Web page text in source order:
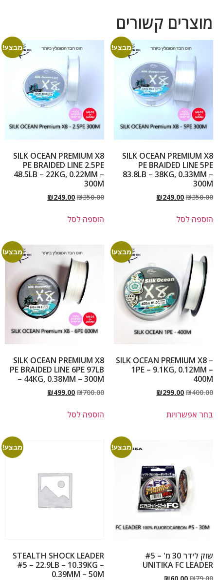
מוצרים קשורים
מבצע!
SILK OCEAN PREMIUM X8
PE BRAIDED LINE 5PE
83.8LB – 38KG, 0.33MM –
300M
₪350.00
₪249.00
הוספה לסל
מבצע!
SILK OCEAN PREMIUM X8
PE BRAIDED LINE 2.5PE
48.5LB – 22KG, 0.22MM –
300M
₪350.00
₪249.00
הוספה לסל
מבצע!
SILK OCEAN PREMIUM X8 –
1PE – 9.1KG, 0.12MM –
400M
₪400.00
₪299.00
בחר אפשרויות
מבצע!
SILK OCEAN PREMIUM X8
PE BRAIDED LINE 6PE 97LB
– 44KG, 0.38MM – 300M
₪700.00
₪499.00
הוספה לסל
מבצע!
שוק לידר 30 מ' – #5
UNITIKA FC LEADER
₪79.00
₪60.00
מבצע!
STEALTH SHOCK LEADER
#5 – 22.9LB – 10.39KG –
0.39MM – 50M